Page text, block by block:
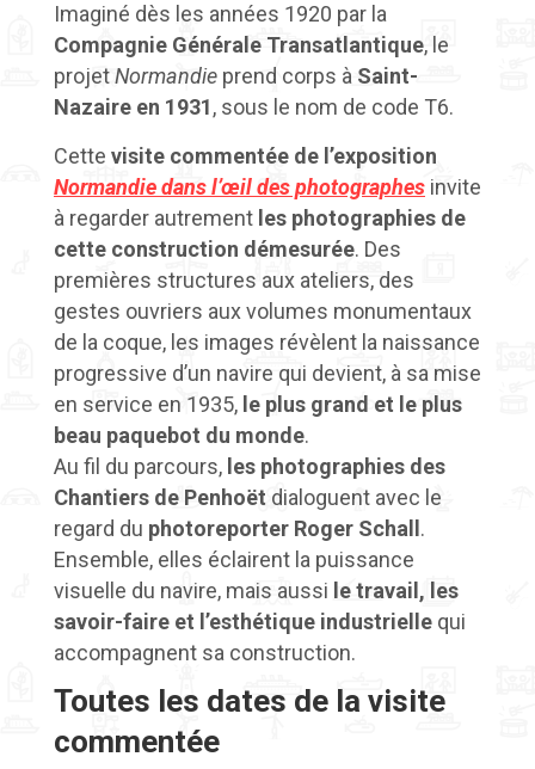
Imaginé dès les années 1920 par la
Compagnie Générale Transatlantique, le
projetNormandie prend corps à Saint-
Nazaire en 1931, sous le nom de code T6.
Cette visite commentée de l’exposition
Normandie dans l’œil des photographes invite
à regarder autrement les photographies de
cette construction démesurée. Des
premières structures aux ateliers, des
gestes ouvriers aux volumes monumentaux
de la coque, les images révèlent la naissance
progressive d’un navire qui devient, à sa mise
en service en 1935, le plus grand et le plus
beau paquebot du monde.
Au fil du parcours, les photographies des
Chantiers de Penhoët dialoguent avec le
regard du photoreporter Roger Schall .
Ensemble, elles éclairent la puissance
visuelle du navire, mais aussi le travail, les
savoir-faire et l’esthétique industrielle qui
accompagnent sa construction.
Toutes les dates de la visite
commentée